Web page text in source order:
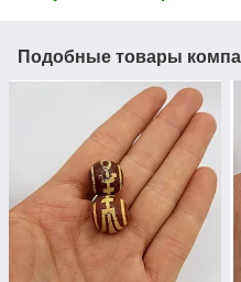
Подобные товары